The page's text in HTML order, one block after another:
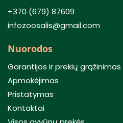
+370 (679) 87609
infozoosalis@gmail.com
Nuorodos
Garantijos ir prekių grąžinimas
Apmokėjimas
Pristatymas
Kontaktai